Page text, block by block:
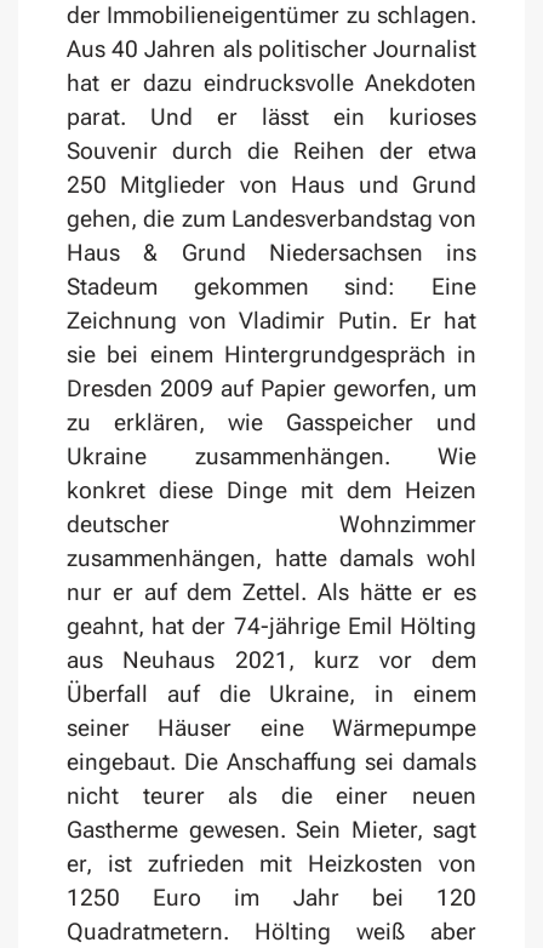
der Immobilieneigentümer zu schlagen.
Aus 40 Jahren als politischer Journalist
hat er dazu eindrucksvolle Anekdoten
parat. Und er lässt ein kurioses
Souvenir durch die Reihen der etwa
250 Mitglieder von Haus und Grund
gehen, die zum Landesverbandstag von
Haus & Grund Niedersachsen ins
Stadeum gekommen sind: Eine
Zeichnung von Vladimir Putin. Er hat
sie bei einem Hintergrundgespräch in
Dresden 2009 auf Papier geworfen, um
zu erklären, wie Gasspeicher und
Ukraine zusammenhängen. Wie
konkret diese Dinge mit dem Heizen
deutscher Wohnzimmer
zusammenhängen, hatte damals wohl
nur er auf dem Zettel. Als hätte er es
geahnt, hat der 74-jährige Emil Hölting
aus Neuhaus 2021, kurz vor dem
Überfall auf die Ukraine, in einem
seiner Häuser eine Wärmepumpe
eingebaut. Die Anschaffung sei damals
nicht teurer als die einer neuen
Gastherme gewesen. Sein Mieter, sagt
er, ist zufrieden mit Heizkosten von
1250 Euro im Jahr bei 120
Quadratmetern. Hölting weiß aber